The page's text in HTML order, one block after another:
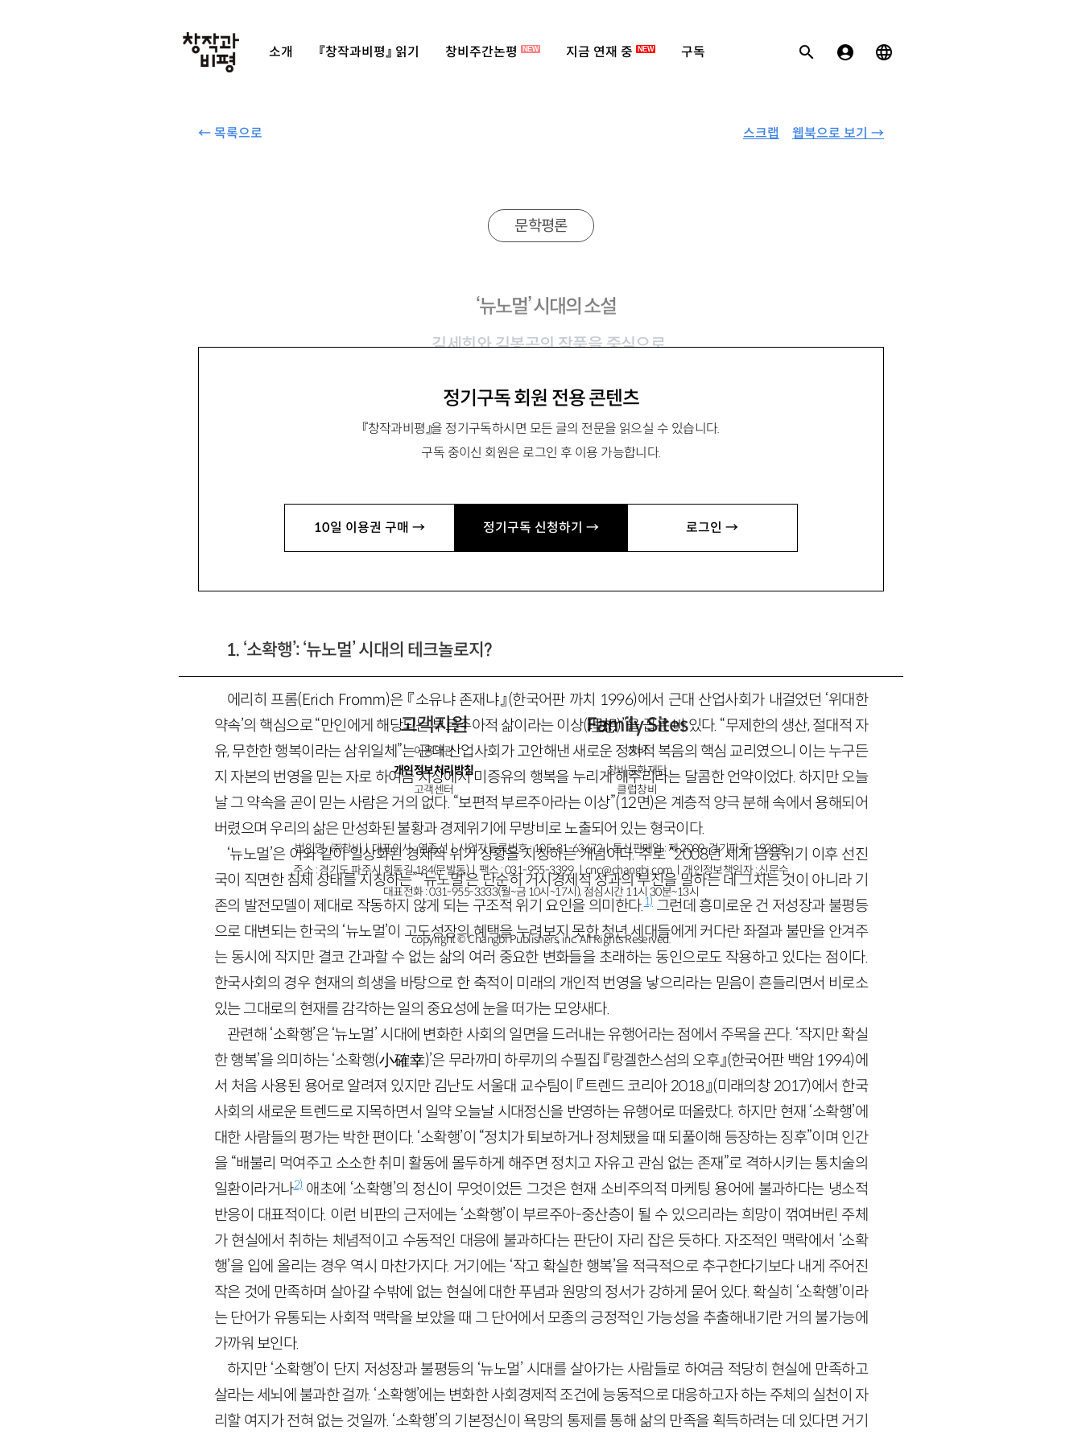
소개 『창작과비평』 읽기 창비주간논평 NEW 지금 연재 중 NEW 구독
← 목록으로 웹북으로 보기 →
스크랩
정기구독 회원 전용 콘텐츠
『창작과비평』을 정기구독하시면 모든 글의 전문을 읽으실 수 있습니다.
구독 중이신 회원은 로그인 후 이용 가능합니다.
10일 이용권 구매 → 정기구독 신청하기 → 로그인 →
문학평론
‘뉴노멀’ 시대의 소설
김세희와 김봉곤의 작품을 중심으로
* 이 글은 김세희 소설집 『가만한 나날』(민음사 2019)과 김봉곤의 소설집 『여름, 스피드』(문학동네 2018)와 단
1. ‘소확행’: ‘뉴노멀’ 시대의 테크놀로지?
에리히 프롬(Erich Fromm)은 『소유냐 존재냐』(한국어판 까치 1996)에서 근대 산업사회가 내걸었던 ‘위대한
약속’의 핵심으로 “만인에게 해당되는 부르주아적 삶이라는 이상(理想)”을 꼽은 바 있다. “무제한의 생산, 절대적 자
유, 무한한 행복이라는 삼위일체”는 근대 산업사회가 고안해낸 새로운 정치적 복음의 핵심 교리였으니 이는 누구든
지 자본의 번영을 믿는 자로 하여금 지상에서 미증유의 행복을 누리게 해주리라는 달콤한 언약이었다. 하지만 오늘
날 그 약속을 곧이 믿는 사람은 거의 없다. “보편적 부르주아라는 이상”(12면)은 계층적 양극 분해 속에서 용해되어
버렸으며 우리의 삶은 만성화된 불황과 경제위기에 무방비로 노출되어 있는 형국이다.
‘뉴노멀’은 이와 같이 일상화된 경제적 위기 상황을 지칭하는 개념이다. 주로 “2008년 세계 금융위기 이후 선진
국이 직면한 침체 상태를 지칭하는” ‘뉴노멀’은 단순히 거시경제적 성과의 부진을 말하는 데 그치는 것이 아니라 기
존의 발전모델이 제대로 작동하지 않게 되는 구조적 위기 요인을 의미한다.1)그런데 흥미로운 건 저성장과 불평등
으로 대변되는 한국의 ‘뉴노멀’이 고도성장의 혜택을 누려보지 못한 청년 세대들에게 커다란 좌절과 불만을 안겨주
는 동시에 작지만 결코 간과할 수 없는 삶의 여러 중요한 변화들을 초래하는 동인으로도 작용하고 있다는 점이다.
한국사회의 경우 현재의 희생을 바탕으로 한 축적이 미래의 개인적 번영을 낳으리라는 믿음이 흔들리면서 비로소
있는 그대로의 현재를 감각하는 일의 중요성에 눈을 떠가는 모양새다.
관련해 ‘소확행’은 ‘뉴노멀’ 시대에 변화한 사회의 일면을 드러내는 유행어라는 점에서 주목을 끈다. ‘작지만 확실
한 행복’을 의미하는 ‘소확행(小確幸)’은 무라까미 하루끼의 수필집 『랑겔한스섬의 오후』(한국어판 백암 1994)에
서 처음 사용된 용어로 알려져 있지만 김난도 서울대 교수팀이 『트렌드 코리아 2018』(미래의창 2017)에서 한국
사회의 새로운 트렌드로 지목하면서 일약 오늘날 시대정신을 반영하는 유행어로 떠올랐다. 하지만 현재 ‘소확행’에
대한 사람들의 평가는 박한 편이다. ‘소확행’이 “정치가 퇴보하거나 정체됐을 때 되풀이해 등장하는 징후”이며 인간
을 “배불리 먹여주고 소소한 취미 활동에 몰두하게 해주면 정치고 자유고 관심 없는 존재”로 격하시키는 통치술의
일환이라거나2)애초에 ‘소확행’의 정신이 무엇이었든 그것은 현재 소비주의적 마케팅 용어에 불과하다는 냉소적
반응이 대표적이다. 이런 비판의 근저에는 ‘소확행’이 부르주아-중산층이 될 수 있으리라는 희망이 꺾여버린 주체
가 현실에서 취하는 체념적이고 수동적인 대응에 불과하다는 판단이 자리 잡은 듯하다. 자조적인 맥락에서 ‘소확
행’을 입에 올리는 경우 역시 마찬가지다. 거기에는 ‘작고 확실한 행복’을 적극적으로 추구한다기보다 내게 주어진
작은 것에 만족하며 살아갈 수밖에 없는 현실에 대한 푸념과 원망의 정서가 강하게 묻어 있다. 확실히 ‘소확행’이라
는 단어가 유통되는 사회적 맥락을 보았을 때 그 단어에서 모종의 긍정적인 가능성을 추출해내기란 거의 불가능에
가까워 보인다.
하지만 ‘소확행’이 단지 저성장과 불평등의 ‘뉴노멀’ 시대를 살아가는 사람들로 하여금 적당히 현실에 만족하고
살라는 세뇌에 불과한 걸까. ‘소확행’에는 변화한 사회경제적 조건에 능동적으로 대응하고자 하는 주체의 실천이 자
리할 여지가 전혀 없는 것일까. ‘소확행’의 기본정신이 욕망의 통제를 통해 삶의 만족을 획득하려는 데 있다면 거기
고객지원
이용약관
개인정보처리방침
고객센터
Family Sites
창비
창비문화재단
클럽창비
법인명 : ㈜창비ㅣ대표이사 : 염종선ㅣ사업자등록번호 : 105-81-63672ㅣ통신판매업 : 제 2009-경기파주-1928호
주소 : 경기도 파주시 회동길 184(문발동)ㅣ팩스 : 031-955-3399 ㅣcnc@changbi.comㅣ개인정보책임자 : 신문수
대표전화 : 031-955-3333(월~금 10시~17시), 점심시간 11시 30분~13시
copyright © Changbi Publishers, inc. All Rights Reserved.